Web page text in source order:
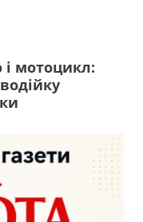
і мотоцикл: